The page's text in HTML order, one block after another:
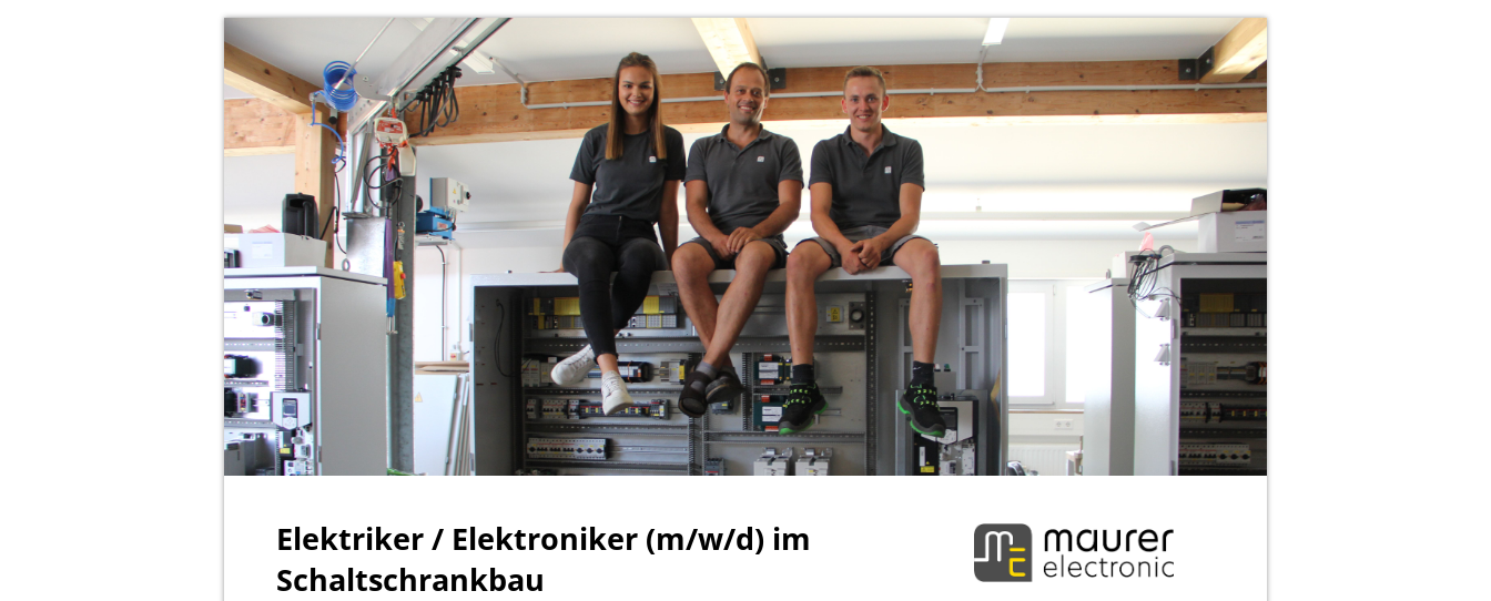
Elektriker / Elektroniker (m/w/d) im
Schaltschrankbau